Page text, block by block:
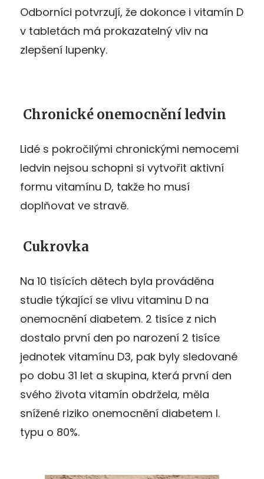
Odborníci potvrzují, že dokonce i vitamín D
v tabletách má prokazatelný vliv na
zlepšení lupenky.
Chronické onemocnění ledvin
Lidé s pokročilými chronickými nemocemi
ledvin nejsou schopni si vytvořit aktivní
formu vitamínu D, takže ho musí
doplňovat ve stravě.
Cukrovka
Na 10 tisících dětech byla prováděna
studie týkající se vlivu vitaminu D na
onemocnění diabetem. 2 tisíce z nich
dostalo první den po narození 2 tisíce
jednotek vitamínu D3, pak byly sledované
po dobu 31 let a skupina, která první den
svého života vitamín obdržela, měla
snížené riziko onemocnění diabetem I.
typu o 80%.